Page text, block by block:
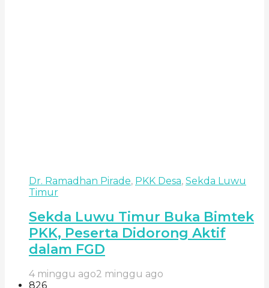
Dr. Ramadhan Pirade, PKK Desa, Sekda Luwu
Timur
Sekda Luwu Timur Buka Bimtek
PKK, Peserta Didorong Aktif
dalam FGD
4 minggu ago2 minggu ago
826